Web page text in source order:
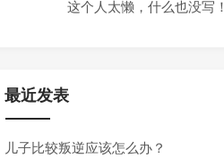
这个人太懒，什么也没写！
最近发表
儿子比较叛逆应该怎么办？